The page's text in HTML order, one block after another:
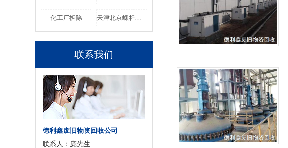
化工厂拆除 天津北京螺杆机组回收
联系我们
德利鑫废旧物资回收公司
联系人：庞先生